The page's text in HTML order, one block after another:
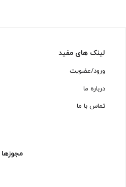
لینک های مفید
ورود/عضویت
درباره ما
تماس با ما
مجوزها